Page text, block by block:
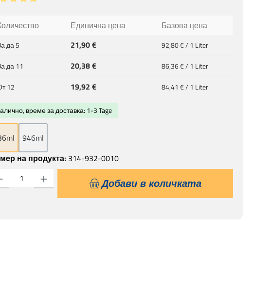
Единична цена Базова цена
да5 21,90 € 92,80 € / 1 Liter
да11 20,38 € 86,36 € / 1 Liter
12 19,92 € 84,41 € / 1 Liter
на продукта: 314-932-0010
време за доставка: 1-3 Tage
946ml
на продукта: Въведете желаната сума или използвайте бутоните, за
Добави в количката